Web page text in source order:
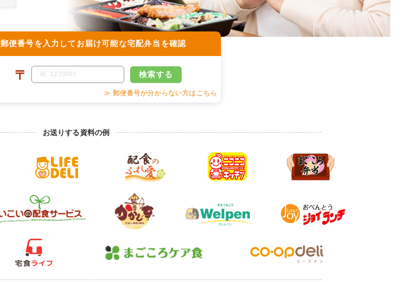
郵便番号を入力して お届け可能な宅配弁当を確認
〒 検索する
≫ 郵便番号が分からない方はこちら
お送りする資料の例